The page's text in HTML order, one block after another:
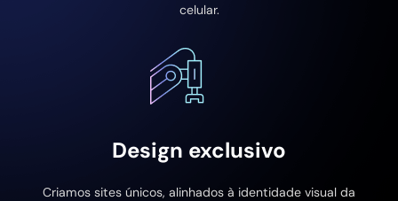
celular.
Design exclusivo
Criamos sites únicos, alinhados à identidade visual da